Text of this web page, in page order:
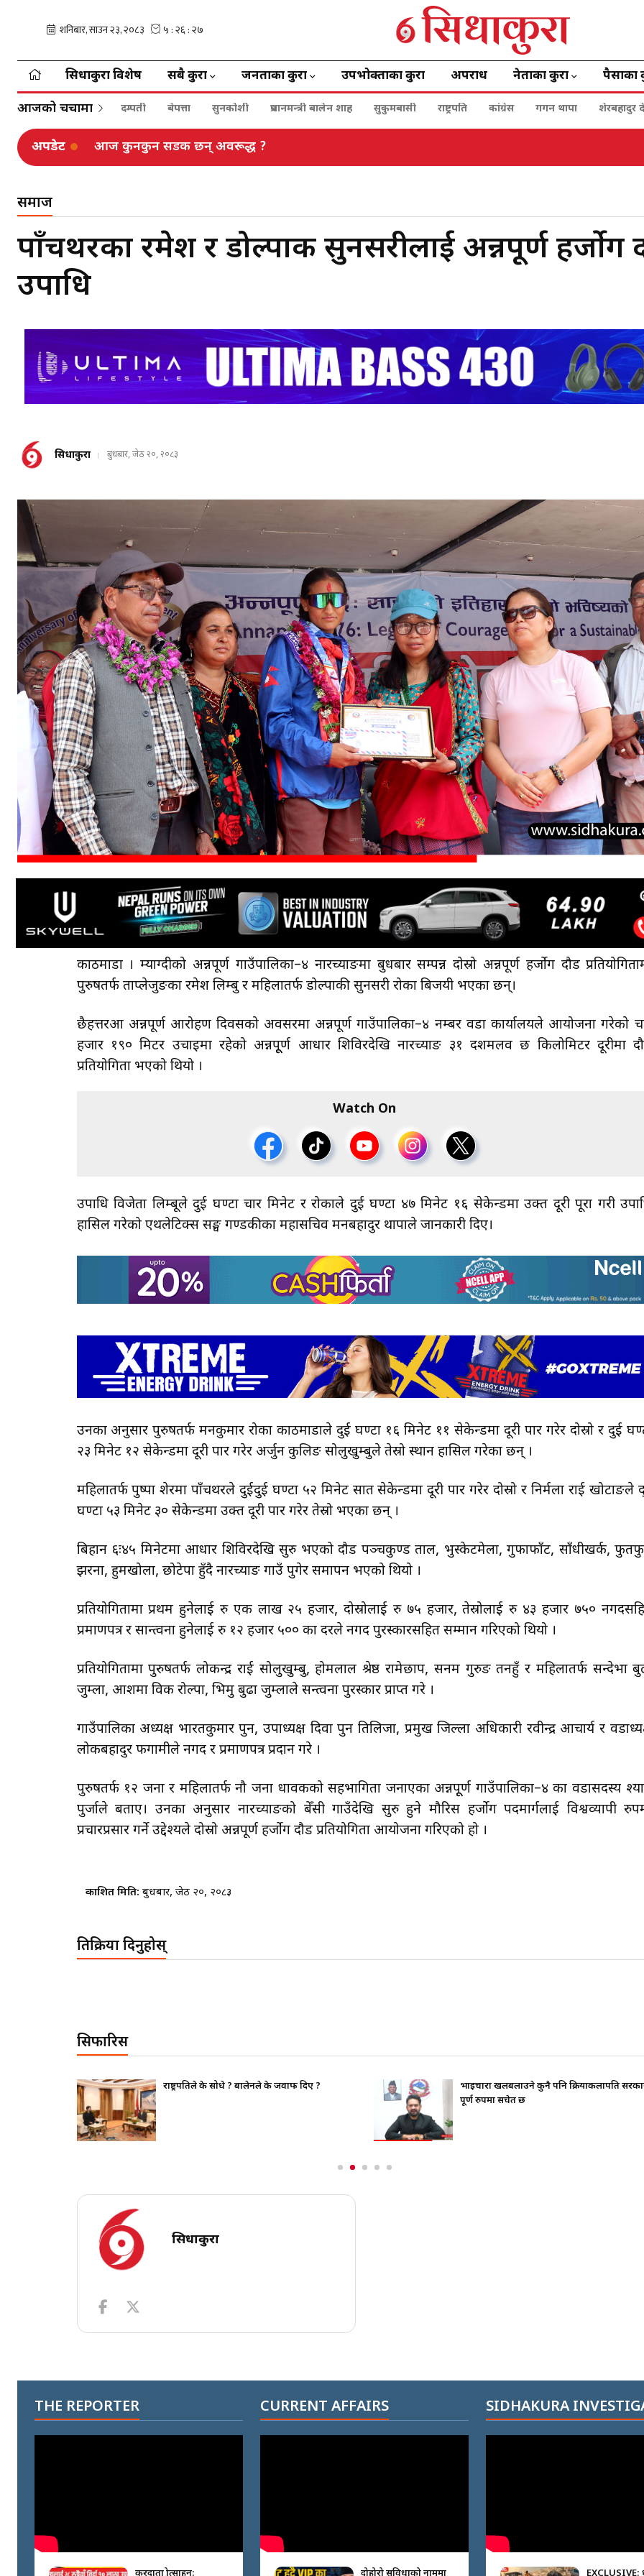
सिधाकुरा विशेष सबै कुरा जनताका कुरा उपभोक्ताका कुरा अपराध नेताका कुरा पैसाका
आजको चर्चामा दम्पती बेपत्ता सुनकोशी प्रधानमन्त्री बालेन शाह सुकुमबासी राष्ट्रपति कांग्रेस गगन थापा शेरबहादुर
अपडेट आज कुनकुन सडक छन् अवरूद्ध ?
समाज
पाँचथरका रमेश र डोल्पाकी सुनसरीलाई अन्नपूर्ण हर्जोग
उपाधि
सिधाकुरा बुधबार, जेठ २०, २०८३
काठमाडौँ । म्याग्दीको अन्नपूर्ण गाउँपालिका–४ नारच्याङमा बुधबार सम्पन्न दोस्रो अन्नपूर्ण हर्जोग दौड
पुरुषतर्फ ताप्लेजुङका रमेश लिम्बु र महिलातर्फ डोल्पाकी सुनसरी रोका बिजयी भएका छन्।
छैहत्तरऔँ अन्नपूर्ण आरोहण दिवसको अवसरमा अन्नपूर्ण गाउँपालिका–४ नम्बर वडा कार्यालयले आयोजना गरेको
हजार १९० मिटर उचाइमा रहेको अन्नपूूर्ण आधार शिविरदेखि नारच्याङ ३१ दशमलव छ किलोमिटर दूरीमा
प्रतियोगिता भएको थियो ।
Watch On
उपाधि विजेता लिम्बूले दुई घण्टा चार मिनेट र रोकाले दुई घण्टा ४७ मिनेट १६ सेकेन्डमा उक्त दूरी पूरा गरी
हासिल गरेको एथलेटिक्स सङ्घ गण्डकीका महासचिव मनबहादुर थापाले जानकारी दिए।
उनका अनुसार पुरुषतर्फ मनकुमार रोका काठमाडौँले दुई घण्टा १६ मिनेट ११ सेकेन्डमा दूरी पार गरेर दोस्रो र दुई
२३ मिनेट १२ सेकेन्डमा दूरी पार गरेर अर्जुन कुलिङ सोलुखुम्बुले तेस्रो स्थान हासिल गरेका छन् ।
महिलातर्फ पुष्पा शेरमा पाँचथरले दुईदुई घण्टा ५२ मिनेट सात सेकेन्डमा दूरी पार गरेर दोस्रो र निर्मला राई खोटाङले
घण्टा ५३ मिनेट ३० सेकेन्डमा उक्त दूरी पार गरेर तेस्रो भएका छन् ।
बिहान ६ः४५ मिनेटमा आधार शिविरदेखि सुरु भएको दौड पञ्चकुण्ड ताल, भुस्केटमेला, गुफाफाँट, साँधीखर्क,
झरना, हुमखोला, छोटेपा हुँदै नारच्याङ गाउँ पुगेर समापन भएको थियो ।
प्रतियोगितामा प्रथम हुनेलाई रु एक लाख २५ हजार, दोस्रोलाई रु ७५ हजार, तेस्रोलाई रु ४३ हजार ७५०
प्रमाणपत्र र सान्त्वना हुनेलाई रु १२ हजार ५०० का दरले नगद पुरस्कारसहित सम्मान गरिएको थियो ।
प्रतियोगितामा पुरुषतर्फ लोकन्द्र राई सोलुखुम्बु, होमलाल श्रेष्ठ रामेछाप, सनम गुरुङ तनहुँ र महिलातर्फ सन्देभा
जुम्ला, आशमा विक रोल्पा, भिमु बुढा जुम्लाले सन्त्वना पुरस्कार प्राप्त गरे ।
गाउँपालिका अध्यक्ष भारतकुमार पुन, उपाध्यक्ष दिवा पुन तिलिजा, प्रमुख जिल्ला अधिकारी रवीन्द्र आचार्य र
लोकबहादुर फगामीले नगद र प्रमाणपत्र प्रदान गरे ।
पुरुषतर्फ १२ जना र महिलातर्फ नौ जना धावकको सहभागिता जनाएका अन्नपूूर्ण गाउँपालिका–४ का वडासदस्य
पुर्जाले बताए। उनका अनुसार नारच्याङको बेँसी गाउँदेखि सुरु हुने मौरिस हर्जोग पदमार्गलाई विश्वव्यापी
प्रचारप्रसार गर्ने उद्देश्यले दोस्रो अन्नपूर्ण हर्जोग दौड प्रतियोगिता आयोजना गरिएको हो ।
प्रकाशित मिति: बुधबार, जेठ २०, २०८३
प्रतिक्रिया दिनुहोस्
सिफारिस
राष्ट्रपतिले के सोधे ? बालेनले के जवाफ दिए ?
भाइचारा खलबलाउने कुनै पनि क्रियाकलापप्रति
पूर्ण रुपमा सचेत छ
सिधाकुरा
THE REPORTER CURRENT AFFAIRS SIDHAKURA